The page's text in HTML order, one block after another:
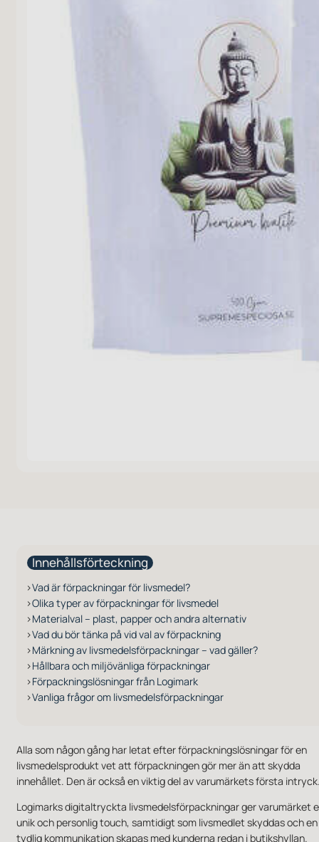
Innehållsförteckning
Vad är förpackningar för livsmedel?
Olika typer av förpackningar för livsmedel
Materialval – plast, papper och andra alternativ
Vad du bör tänka på vid val av förpackning
Märkning av livsmedelsförpackningar – vad gäller?
Hållbara och miljövänliga förpackningar
Förpackningslösningar från Logimark
Vanliga frågor om livsmedelsförpackningar
Alla som någon gång har letat efter förpackningslösningar för en
livsmedelsprodukt vet att förpackningen gör mer än att skydda
innehållet. Den är också en viktig del av varumärkets första
Logimarks digitaltryckta livsmedelsförpackningar ger varumärket
unik och personlig touch, samtidigt som livsmedlet skyddas och en
tydlig kommunikation skapas med kunderna redan i butikshyllan.